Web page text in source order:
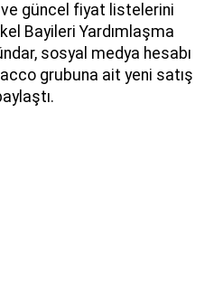
güncel fiyat listelerini
Bayileri Yardımlaşma
sosyal medya hesabı
grubuna ait yeni satış